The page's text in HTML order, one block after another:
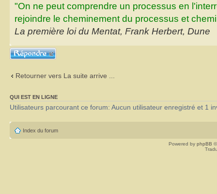
"On ne peut comprendre un processus en
rejoindre le cheminement du processus et
La première loi du Mentat, Frank Herbert, Dune
Répondre
Retourner vers La suite arrive ...
QUI EST EN LIGNE
Utilisateurs parcourant ce forum: Aucun utilisateur enregistré et 1
Index du forum
Powered by phpBB